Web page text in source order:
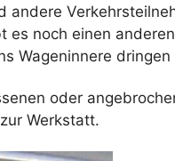
andere
es noch einen
Wageninnere
oder
Werkstatt.